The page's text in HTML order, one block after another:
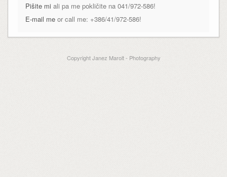
Pišite mi ali pa me pokličite na 041/972-586!
E-mail meor call me: +386/41/972-586!
Copyright Janez Marolt - Photography